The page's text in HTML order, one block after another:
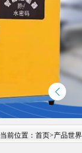
当前位置： 首页>产品世界